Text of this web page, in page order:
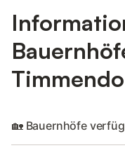
🏡 Bauernhöfe